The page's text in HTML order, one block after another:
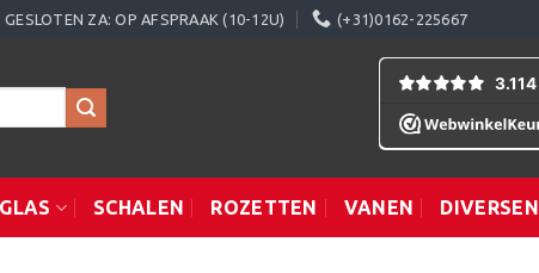
ZA: OP AFSPRAAK (10-12U) (+31)0162-225667
GLAS SCHALEN ROZETTEN VANEN DIVERSEN